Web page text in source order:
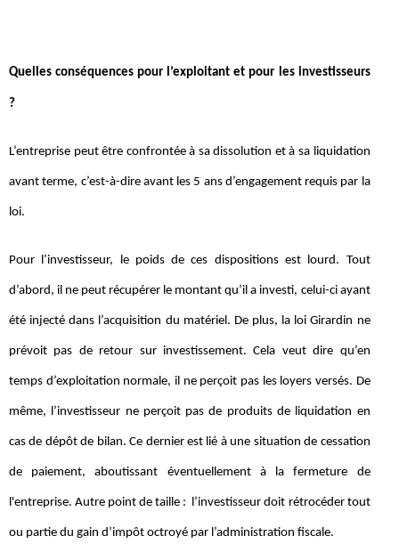
Quelles conséquences pour l’exploitant et pour les investisseurs
?
L’entreprise peut être confrontée à sa dissolution et à sa liquidation
avant terme, c’est-à-dire avant les 5 ans d’engagement requis par la
loi.
Pour l’investisseur, le poids de ces dispositions est lourd. Tout
d’abord, il ne peut récupérer le montant qu’il a investi, celui-ci ayant
été injecté dans l’acquisition du matériel. De plus, la loi Girardin ne
prévoit pas de retour sur investissement. Cela veut dire qu’en
temps d’exploitation normale, il ne perçoit pas les loyers versés. De
même, l’investisseur ne perçoit pas de produits de liquidation en
cas de dépôt de bilan. Ce dernier est lié à une situation de cessation
de paiement, aboutissant éventuellement à la fermeture de
l'entreprise. Autre point de taille : l’investisseur doit rétrocéder tout
ou partie du gain d’impôt octroyé par l’administration fiscale.